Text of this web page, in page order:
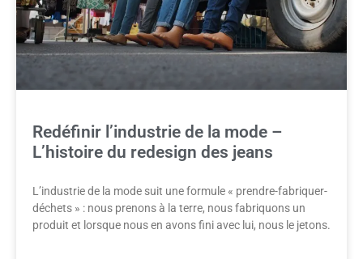
Redéfinir l’industrie de la mode –
L’histoire du redesign des jeans
L’industrie de la mode suit une formule « prendre-fabriquer-
déchets » : nous prenons à la terre, nous fabriquons un
produit et lorsque nous en avons fini avec lui, nous le jetons.